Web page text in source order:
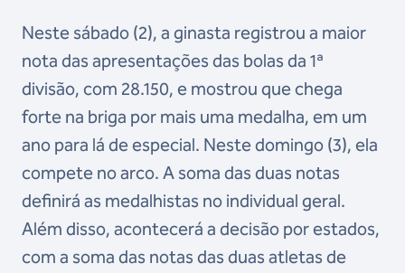
Neste sábado (2), a ginasta registrou a maior
nota das apresentações das bolas da 1ª
divisão, com 28.150, e mostrou que chega
forte na briga por mais uma medalha, em um
ano para lá de especial. Neste domingo (3), ela
compete no arco. A soma das duas notas
definirá as medalhistas no individual geral.
Além disso, acontecerá a decisão por estados,
com a soma das notas das duas atletas de